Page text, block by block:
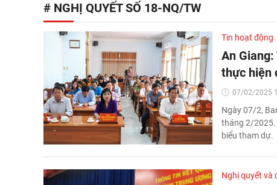
# NGHỊ QUYẾT SỐ 18-NQ/TW
Tin hoạt động
An
thực hiện
07/02/2025
Ngày 07/2,
tháng 2/2025.
biểu tham dự.
Nghị quyết và